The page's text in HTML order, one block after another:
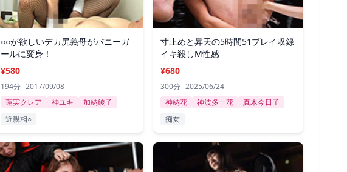
○○が欲しいデカ尻義母がバニーガ
ールに変身！
¥580
194分 2017/09/08
蓮実クレア
神ユキ
加納綾子
近親相○
寸止めと昇天の5時間51プレイ収録
イキ殺しM性感
¥680
300分 2025/06/24
神納花
神波多一花
真木今日子
痴女